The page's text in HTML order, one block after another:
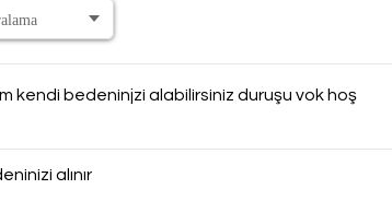
kendi bedeninjzi alabilirsiniz duruşu vok hoş
alınır